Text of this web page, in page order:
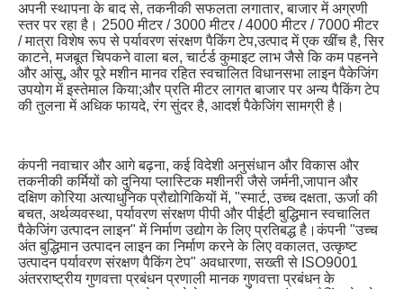
अपनी स्थापना के बाद से, तकनीकी सफलता लगातार, बाजार में अग्रणी
स्तर पर रहा है। 2500 मीटर / 3000 मीटर / 4000 मीटर / 7000 मीटर
/ मात्रा विशेष रूप से पर्यावरण संरक्षण पैकिंग टेप,उत्पाद में एक खींच है, सिर
काटने, मजबूत चिपकने वाला बल, चार्टर्ड कुमाइट लाभ जैसे कि कम पहनने
और आंसू, और पूरे मशीन मानव रहित स्वचालित विधानसभा लाइन पैकेजिंग
उपयोग में इस्तेमाल किया;और प्रति मीटर लागत बाजार पर अन्य पैकिंग टेप
की तुलना में अधिक फायदे, रंग सुंदर है, आदर्श पैकेजिंग सामग्री है।
कंपनी नवाचार और आगे बढ़ना, कई विदेशी अनुसंधान और विकास और
तकनीकी कर्मियों को दुनिया प्लास्टिक मशीनरी जैसे जर्मनी,जापान और
दक्षिण कोरिया अत्याधुनिक प्रौद्योगिकियों में, "स्मार्ट, उच्च दक्षता, ऊर्जा की
बचत, अर्थव्यवस्था, पर्यावरण संरक्षण पीपी और पीईटी बुद्धिमान स्वचालित
पैकेजिंग उत्पादन लाइन" में निर्माण उद्योग के लिए प्रतिबद्ध है।कंपनी "उच्च
अंत बुद्धिमान उत्पादन लाइन का निर्माण करने के लिए वकालत, उत्कृष्ट
उत्पादन पर्यावरण संरक्षण पैकिंग टेप" अवधारणा, सख्ती से ISO9001
अंतरराष्ट्रीय गुणवत्ता प्रबंधन प्रणाली मानक गुणवत्ता प्रबंधन के